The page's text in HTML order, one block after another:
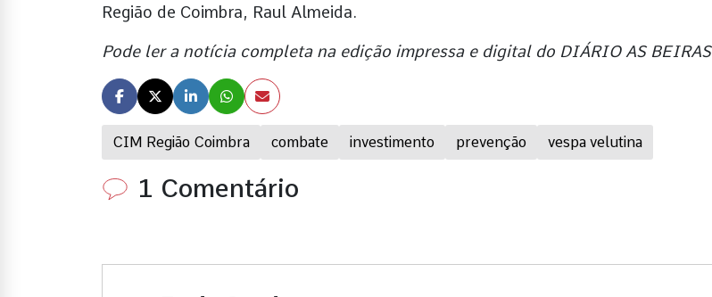
CIM Região Coimbra combate investimento prevenção vespa velutina
Região de Coimbra, Raul Almeida.
Pode ler a notícia completa na edição impressa e digital do DIÁRIO AS BEIRAS
1 Comentário